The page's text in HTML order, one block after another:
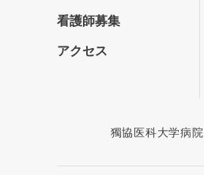
看護師募集
アクセス
獨協医科大学病院